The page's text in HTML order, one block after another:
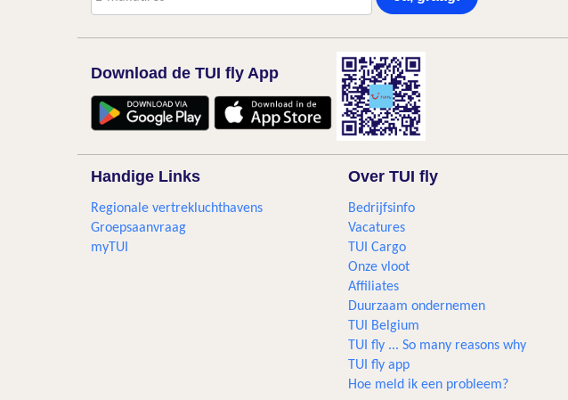
Download de TUI fly App
Handige Links
Regionale vertrekluchthavens
Groepsaanvraag
myTUI
Over TUI fly
Bedrijfsinfo
Vacatures
TUI Cargo
Onze vloot
Affiliates
Duurzaam ondernemen
TUI Belgium
TUI fly ... So many reasons why
TUI fly app
Hoe meld ik een probleem?